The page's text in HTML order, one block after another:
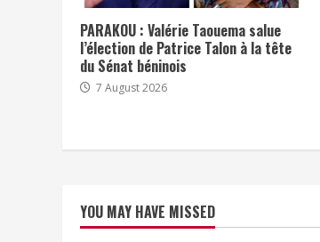
PARAKOU : Valérie Taouema salue
l’élection de Patrice Talon à la tête
du Sénat béninois
7 August 2026
YOU MAY HAVE MISSED